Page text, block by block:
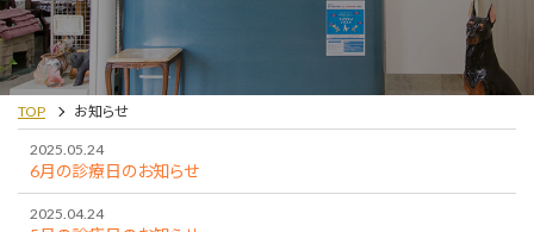
TOP お知らせ
2025.05.24
6月の診療日のお知らせ
2025.04.24